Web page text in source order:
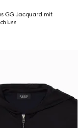
GG Jacquard mit